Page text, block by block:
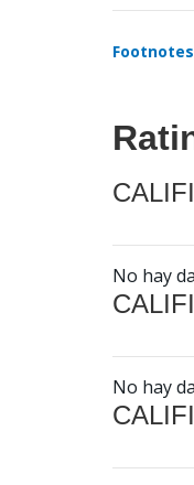
Footnotes
No hay
No hay